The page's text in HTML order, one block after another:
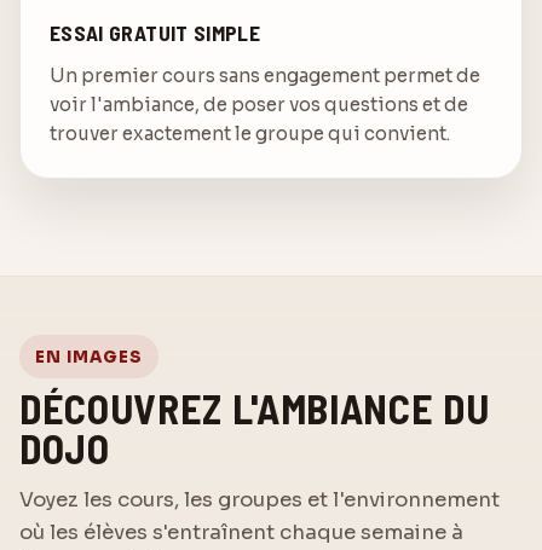
ESSAI GRATUIT SIMPLE
Un premier cours sans engagement permet de
voir l'ambiance, de poser vos questions et de
trouver exactement le groupe qui convient.
EN IMAGES
DÉCOUVREZ L'AMBIANCE DU
DOJO
Voyez les cours, les groupes et l'environnement
où les élèves s'entraînent chaque semaine à